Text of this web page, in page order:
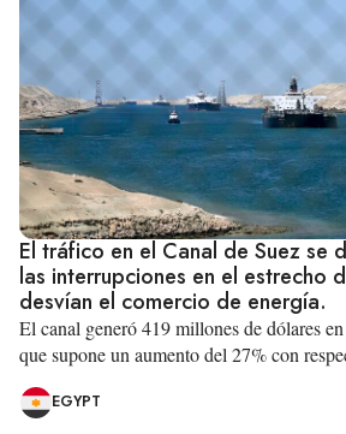
El tráfico en el Canal de Suez se
las interrupciones en el estrecho
desvían el comercio de energía.
El canal generó 419 millones de dólares
que supone un aumento del 27% con
EGYPT